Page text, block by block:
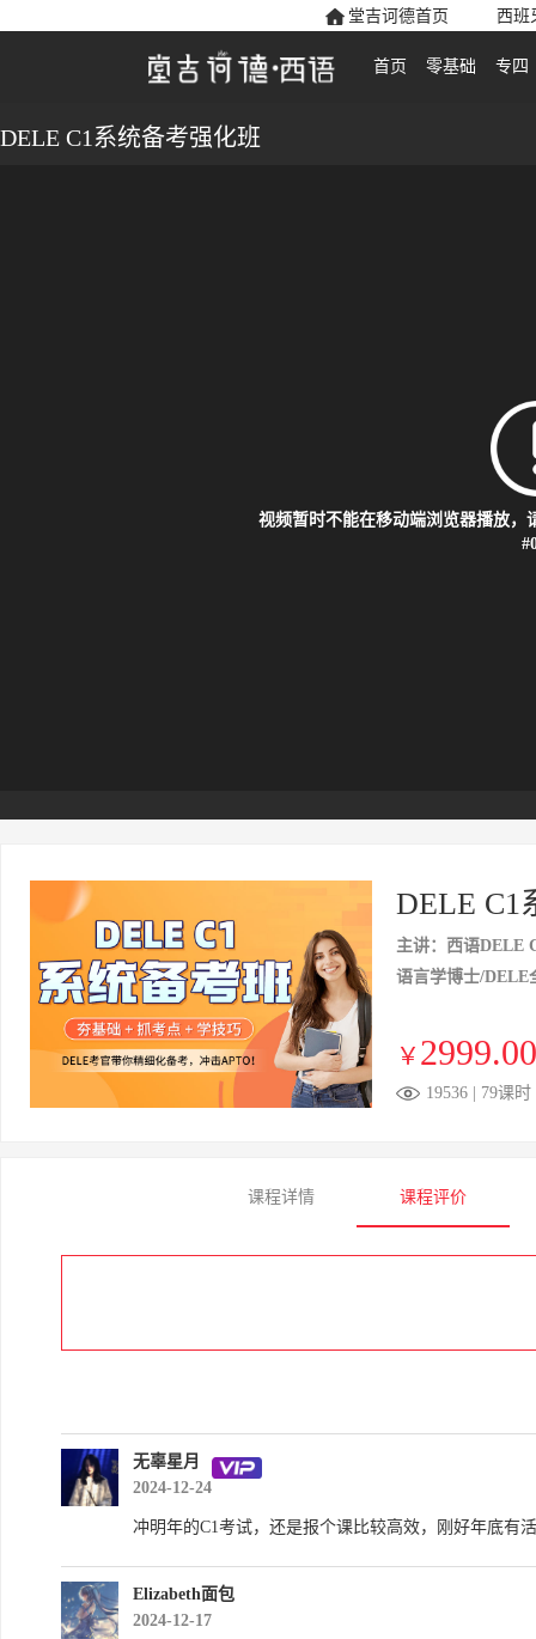
堂吉诃德首页 西班
首页 零基础 专四
DELE C1系统备考强化班
视频暂时不能在移动端浏览器播放，
DELE C1
主讲：西语DELE
语言学博士/DELE
￥ 2999.00
19536 | 79课时
课程详情 课程评价
无辜星月
2024-12-24
冲明年的C1考试，还是报个课比较高效，刚好年底有
Elizabeth面包
2024-12-17